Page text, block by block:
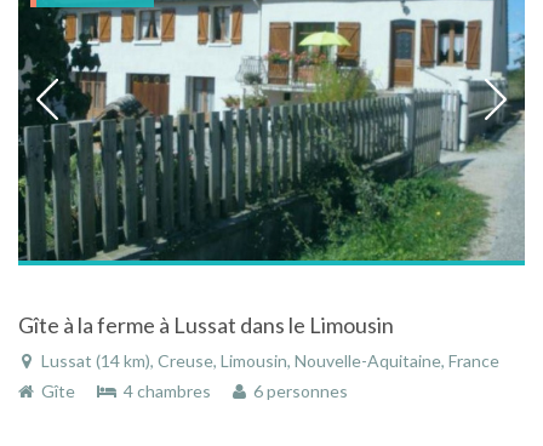
Gîte à la ferme à Lussat dans le Limousin
Lussat (14 km), Creuse, Limousin, Nouvelle-Aquitaine, France
Gîte
4 chambres 6 personnes